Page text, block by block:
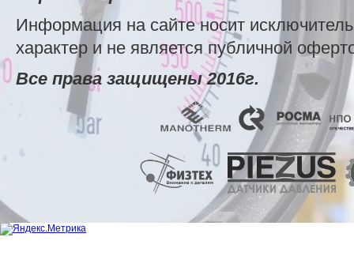
Информация на сайте носит
характер и не является публичной
Все права защищены 2016г.